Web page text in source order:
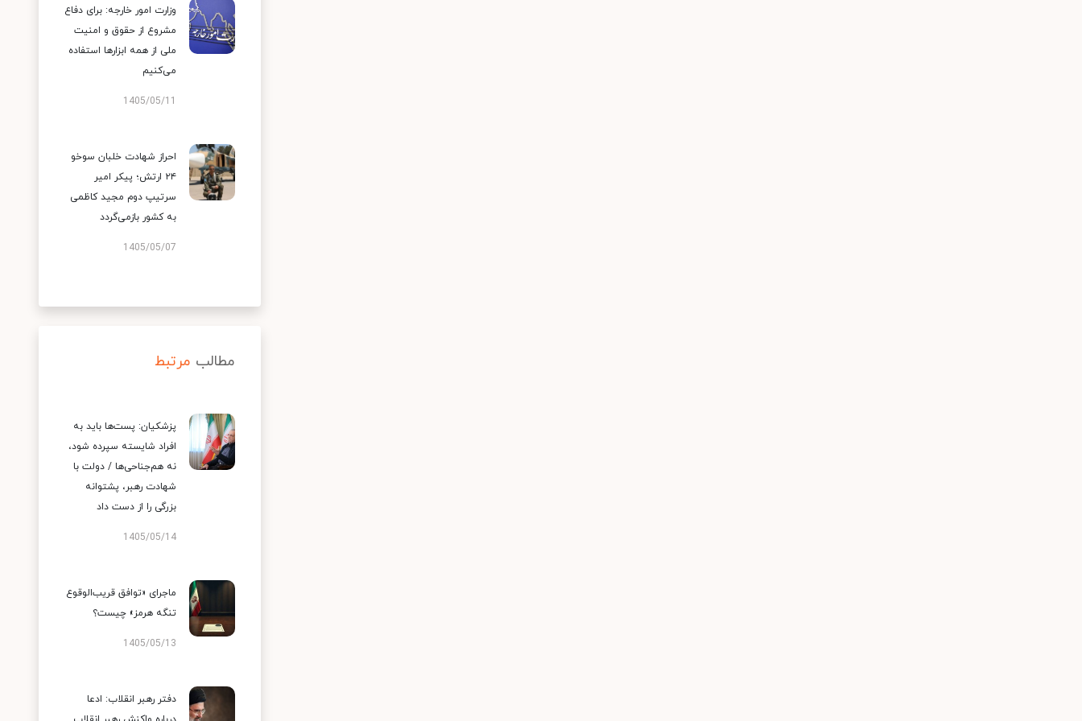
وزارت امور خارجه: برای دفاع
مشروع از حقوق و امنیت
ملی از همه ابزارها استفاده
می‌کنیم
1405/05/11
احراز شهادت خلبان سوخو
۲۴ ارتش؛ پیکر امیر
سرتیپ دوم مجید کاظمی
به کشور بازمی‌گردد
1405/05/07
مطالب مرتبط
پزشکیان: پست‌ها باید به
افراد شایسته سپرده شود،
نه هم‌جناحی‌ها / دولت با
شهادت رهبر، پشتوانه
بزرگی را از دست داد
1405/05/14
ماجرای «توافق قریب‌الوقوع
تنگه هرمز» چیست؟
1405/05/13
دفتر رهبر انقلاب: ادعا